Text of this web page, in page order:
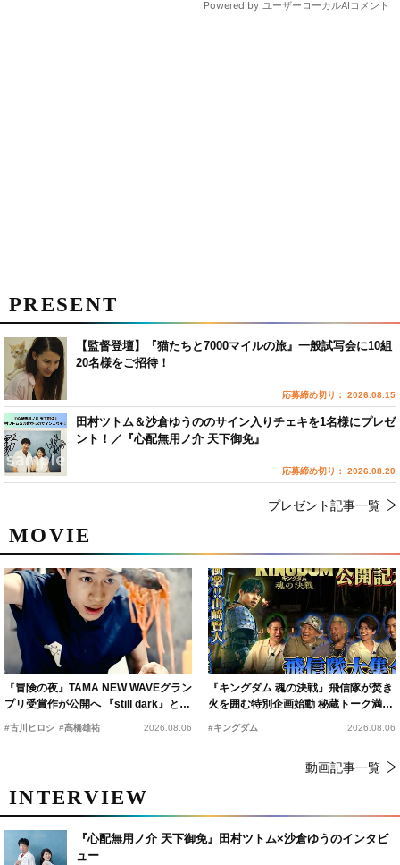
MOVIE
『冒険の夜』TAMA NEW WAVEグラン
プリ受賞作が公開へ 『still dark』と同
時上映決定
#古川ヒロシ #髙橋雄祐 2026.08.06
『キングダム 魂の決戦』飛信隊が焚き
火を囲む特別企画始動 秘蔵トーク満載
の“キングダムキャンプ”開催
#キングダム 2026.08.06
動画記事一覧
INTERVIEW
『心配無用ノ介 天下御免』田村ツトム×沙倉ゆうのインタビ
ュー
PRESENT
【監督登壇】『猫たちと7000マイルの旅』一般試写会に10組
20名様をご招待！
応募締め切り： 2026.08.15
田村ツトム＆沙倉ゆうののサイン入りチェキを1名様にプレゼ
ント！／『心配無用ノ介 天下御免』
応募締め切り： 2026.08.20
プレゼント記事一覧